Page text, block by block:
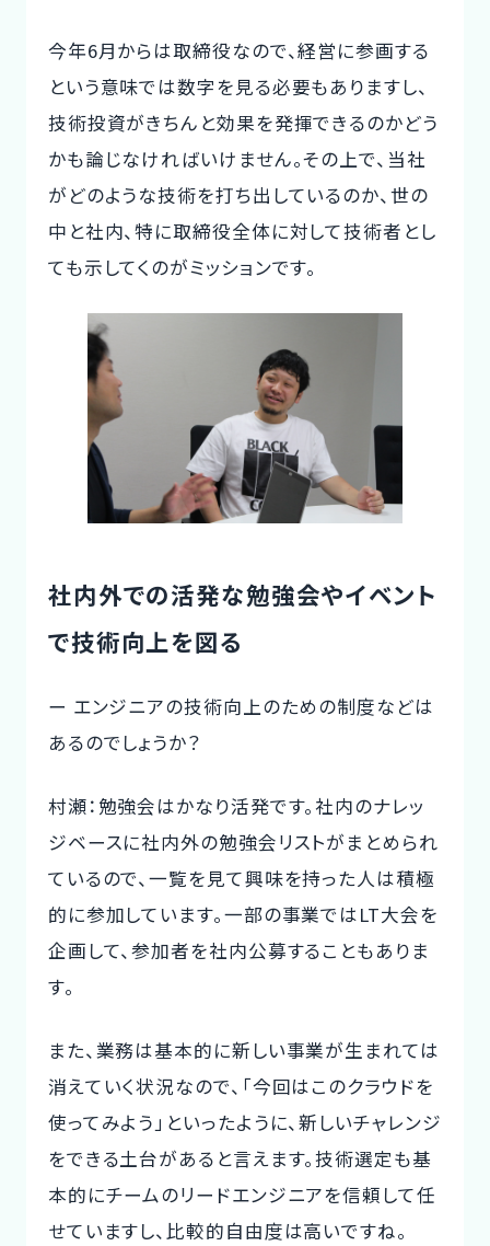
今年6月からは取締役なので、経営に参画する
という意味では数字を見る必要もありますし、
技術投資がきちんと効果を発揮できるのかどう
かも論じなければいけません。その上で、当社
がどのような技術を打ち出しているのか、世の
中と社内、特に取締役全体に対して技術者とし
ても示してくのがミッションです。
社内外での活発な勉強会やイベント
で技術向上を図る
ー エンジニアの技術向上のための制度などは
あるのでしょうか？
村瀬：勉強会はかなり活発です。社内のナレッ
ジベースに社内外の勉強会リストがまとめられ
ているので、一覧を見て興味を持った人は積極
的に参加しています。一部の事業ではLT大会を
企画して、参加者を社内公募することもありま
す。
また、業務は基本的に新しい事業が生まれては
消えていく状況なので、「今回はこのクラウドを
使ってみよう」といったように、新しいチャレンジ
をできる土台があると言えます。技術選定も基
本的にチームのリードエンジニアを信頼して任
せていますし、比較的自由度は高いですね。